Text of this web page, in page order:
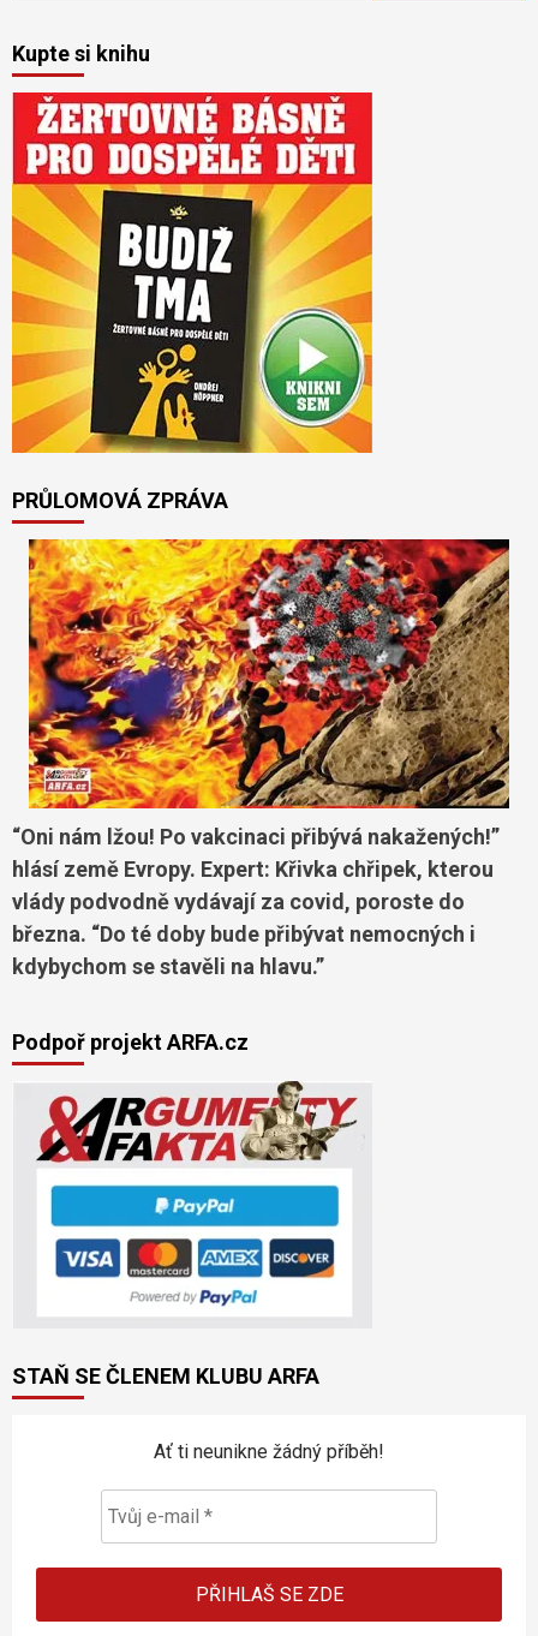
Kupte si knihu
PRŮLOMOVÁ ZPRÁVA
“Oni nám lžou! Po vakcinaci přibývá nakažených!”
hlásí země Evropy. Expert: Křivka chřipek, kterou
vlády podvodně vydávají za covid, poroste do
března. “Do té doby bude přibývat nemocných i
kdybychom se stavěli na hlavu.”
Podpoř projekt ARFA.cz
STAŇ SE ČLENEM KLUBU ARFA
Ať ti neunikne žádný příběh!